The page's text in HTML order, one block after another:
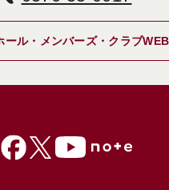
ール・メンバーズ・クラブWEB